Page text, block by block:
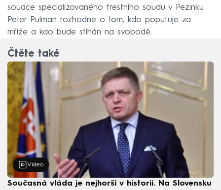
soudce specializovaného trestního soudu v Pezinku
Peter Pulman rozhodne o tom, kdo poputuje za
mříže a kdo bude stíhán na svobodě.
Čtěte také
Video
Současná vláda je nejhorší v historii. Na Slovensku